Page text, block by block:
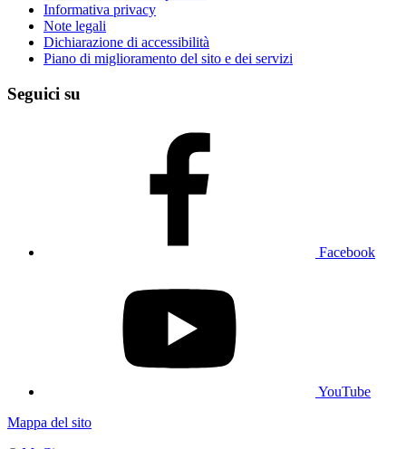
Informativa privacy
Note legali
Dichiarazione di accessibilità
Piano di miglioramento del sito e dei servizi
Seguici su
Facebook
YouTube
Mappa del sito